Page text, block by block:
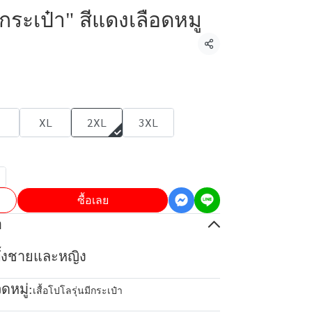
ระเป๋า" สีแดงเลือดหมู
แชร์
XL 2XL
3XL
ซื้อเลย
ชายและหญิง
หมู่:เสื้อโปโลรุ่นมีกระเป๋า